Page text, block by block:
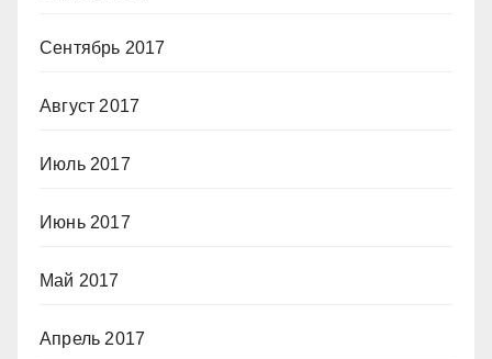
Сентябрь 2017
Август 2017
Июль 2017
Июнь 2017
Май 2017
Апрель 2017